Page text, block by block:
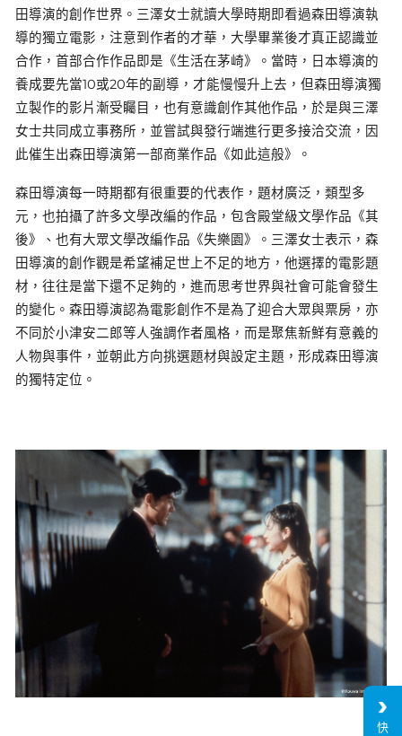
田導演的創作世界。三澤女士就讀大學時期即看過森田導演執
導的獨立電影，注意到作者的才華，大學畢業後才真正認識並
合作，首部合作作品即是《生活在茅崎》。當時，日本導演的
養成要先當10或20年的副導，才能慢慢升上去，但森田導演獨
立製作的影片漸受矚目，也有意識創作其他作品，於是與三澤
女士共同成立事務所，並嘗試與發行端進行更多接洽交流，因
此催生出森田導演第一部商業作品《如此這般》。
森田導演每一時期都有很重要的代表作，題材廣泛，類型多
元，也拍攝了許多文學改編的作品，包含殿堂級文學作品《其
後》、也有大眾文學改編作品《失樂園》。三澤女士表示，森
田導演的創作觀是希望補足世上不足的地方，他選擇的電影題
材，往往是當下還不足夠的，進而思考世界與社會可能會發生
的變化。森田導演認為電影創作不是為了迎合大眾與票房，亦
不同於小津安二郎等人強調作者風格，而是聚焦新鮮有意義的
人物與事件，並朝此方向挑選題材與設定主題，形成森田導演
的獨特定位。
快